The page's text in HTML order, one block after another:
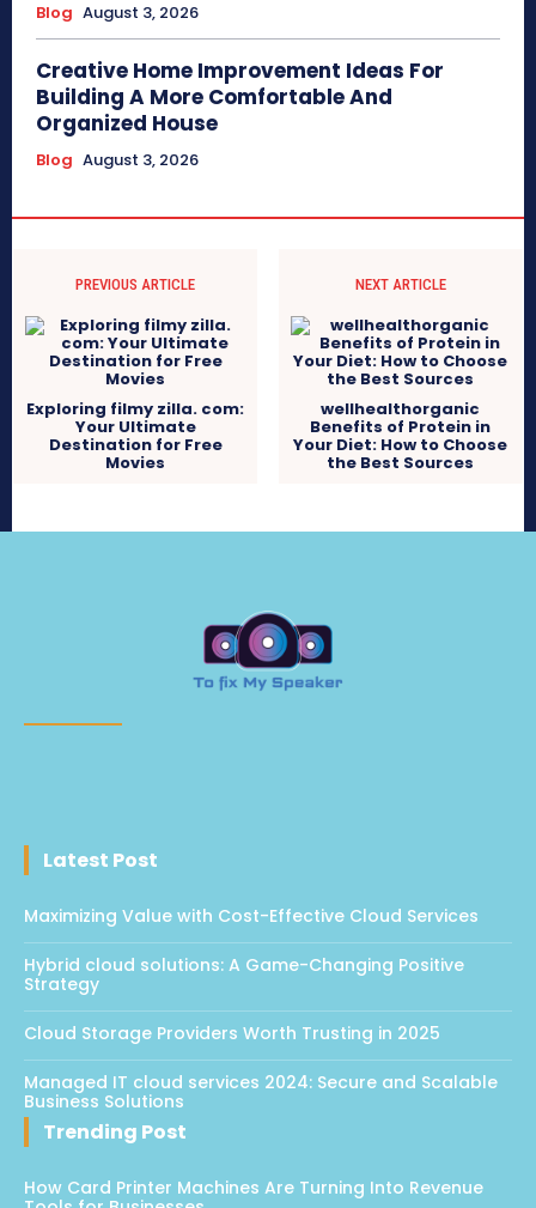
Blog August 3, 2026
Creative Home Improvement Ideas For
Building A More Comfortable And
Organized House
Blog August 3, 2026
PREVIOUS ARTICLE
Exploring filmy zilla. com:
Your Ultimate
Destination for Free
Movies
NEXT ARTICLE
wellhealthorganic
Benefits of Protein in
Your Diet: How to Choose
the Best Sources
Latest Post
Maximizing Value with Cost-Effective Cloud Services
Hybrid cloud solutions: A Game-Changing Positive
Strategy
Cloud Storage Providers Worth Trusting in 2025
Managed IT cloud services 2024: Secure and Scalable
Business Solutions
Trending Post
How Card Printer Machines Are Turning Into Revenue